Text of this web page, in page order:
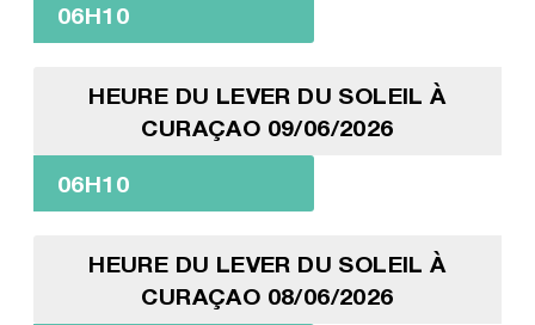
06H10
HEURE DU LEVER DU SOLEIL À
CURAÇAO 09/06/2026
06H10
HEURE DU LEVER DU SOLEIL À
CURAÇAO 08/06/2026